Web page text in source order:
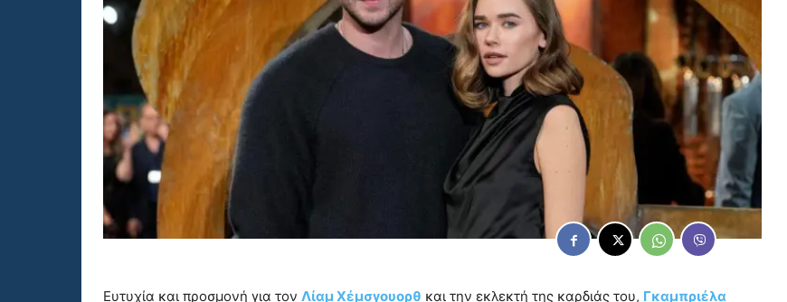
Ευτυχία και προσμονή για τον Λίαμ Χέμσγουορθ και την εκλεκτή της καρδιάς του, Γκαμπριέλα